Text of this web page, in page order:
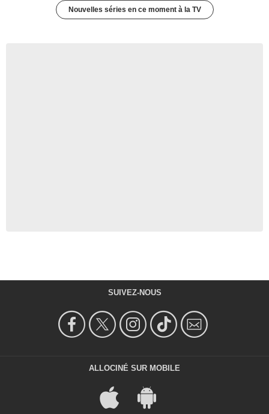
Nouvelles séries en ce moment à la TV
SUIVEZ-NOUS
ALLOCINÉ SUR MOBILE